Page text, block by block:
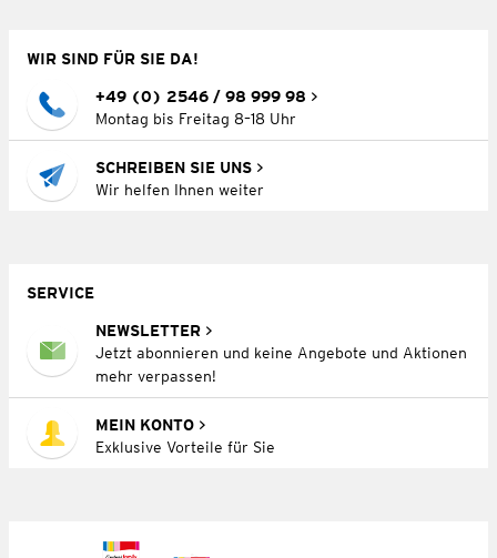
WIR SIND FÜR SIE DA!
+49 (0) 2546 / 98 999 98
Montag bis Freitag 8–18 Uhr
SCHREIBEN SIE UNS
Wir helfen Ihnen weiter
SERVICE
NEWSLETTER
Jetzt abonnieren und keine Angebote und Aktionen
mehr verpassen!
MEIN KONTO
Exklusive Vorteile für Sie